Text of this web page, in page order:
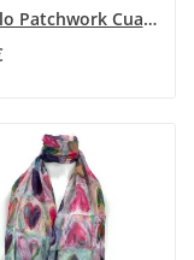
Pañuelo Patchwork Cuatro Estaciones Verde...